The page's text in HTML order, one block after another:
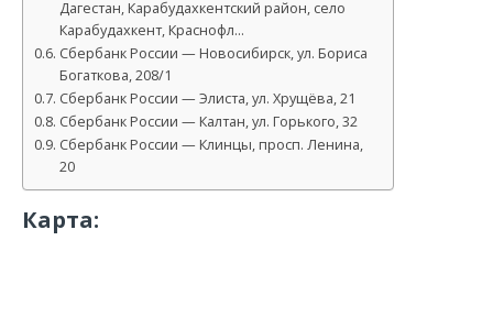
Дагестан, Карабудахкентский район, село
Карабудахкент, Краснофл…
Сбербанк России — Новосибирск, ул. Бориса
Богаткова, 208/1
Сбербанк России — Элиста, ул. Хрущёва, 21
Сбербанк России — Калтан, ул. Горького, 32
Сбербанк России — Клинцы, просп. Ленина,
20
Карта: